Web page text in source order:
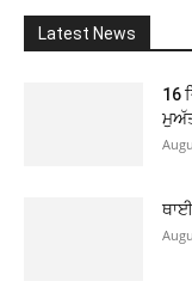
Latest News
16